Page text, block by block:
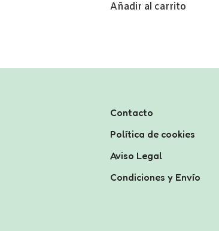
Añadir al carrito
Contacto
Política de cookies
Aviso Legal
Condiciones y Envío